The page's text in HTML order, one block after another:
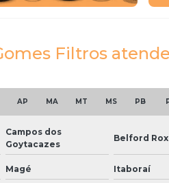
Filtros
AP MA MT MS PB
Campos dos
Goytacazes
Belford
Magé Itaboraí